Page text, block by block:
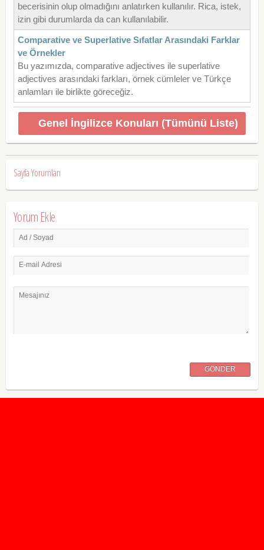
becerisinin olup olmadığını anlatırken kullanılır. Rica, istek,
izin gibi durumlarda da can kullanılabilir.
Comparative ve Superlative Sıfatlar Arasındaki Farklar
ve Örnekler
Bu yazımızda, comparative adjectives ile superlative
adjectives arasındaki farkları, örnek cümleler ve Türkçe
anlamları ile birlikte göreceğiz.
Genel İngilizce Konuları (Tümünü Liste)
Sayfa Yorumları
Yorum Ekle
Ad / Soyad
E-mail Adresi
Mesajınız
GÖNDER